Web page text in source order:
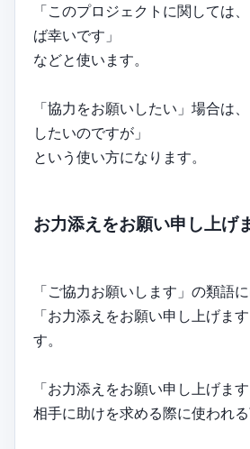
「このプロジェクトに関しては
ば幸いです」
などと使います。
「協力をお願いしたい」場合は
したいのですが」
という使い方になります。
お力添えをお願い申し上げ
「ご協力お願いします」の類語
「お力添えをお願い申し上げま
す。
「お力添えをお願い申し上げます
相手に助けを求める際に使われる